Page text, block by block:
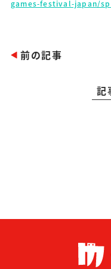
games-festival-japan/
前の記事
記